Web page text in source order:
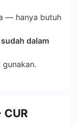
— hanya butuh
dalam